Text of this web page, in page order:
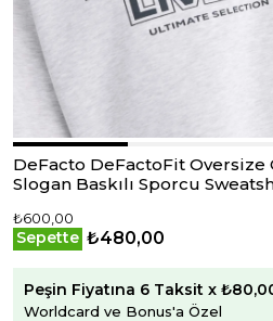
DeFacto DeFactoFit Oversize
Slogan Baskılı Sporcu
₺600,00
Sepette ₺480,00
Peşin Fiyatına 6 Taksit x
Worldcard ve Bonus'a Özel